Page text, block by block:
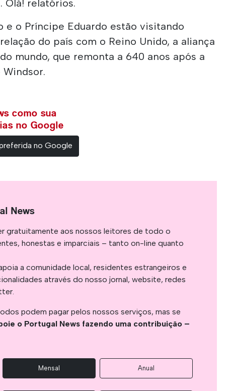
Olá! relatórios.
e o Príncipe Eduardo estão visitando
do país com o Reino Unido, a aliança
mundo, que remonta a 640 anos após a
como sua
no Google
no Google
News
gratuitamente aos nossos leitores de todo o
honestas e imparciais – tanto on-line quanto
a comunidade local, residentes estrangeiros e
através do nosso jornal, website, redes
podem pagar pelos nossos serviços, mas se
o Portugal News fazendo uma contribuição –
Mensal Anual